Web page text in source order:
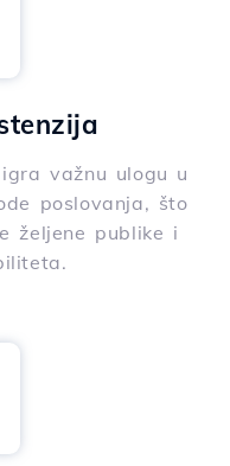
važnu ulogu u
poslovanja, što
željene publike i